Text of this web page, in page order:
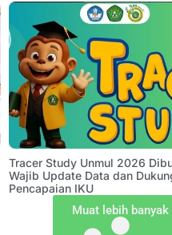
Tracer Study Unmul 2026
Wajib Update Data dan
Pencapaian IKU
Muat lebih banyak